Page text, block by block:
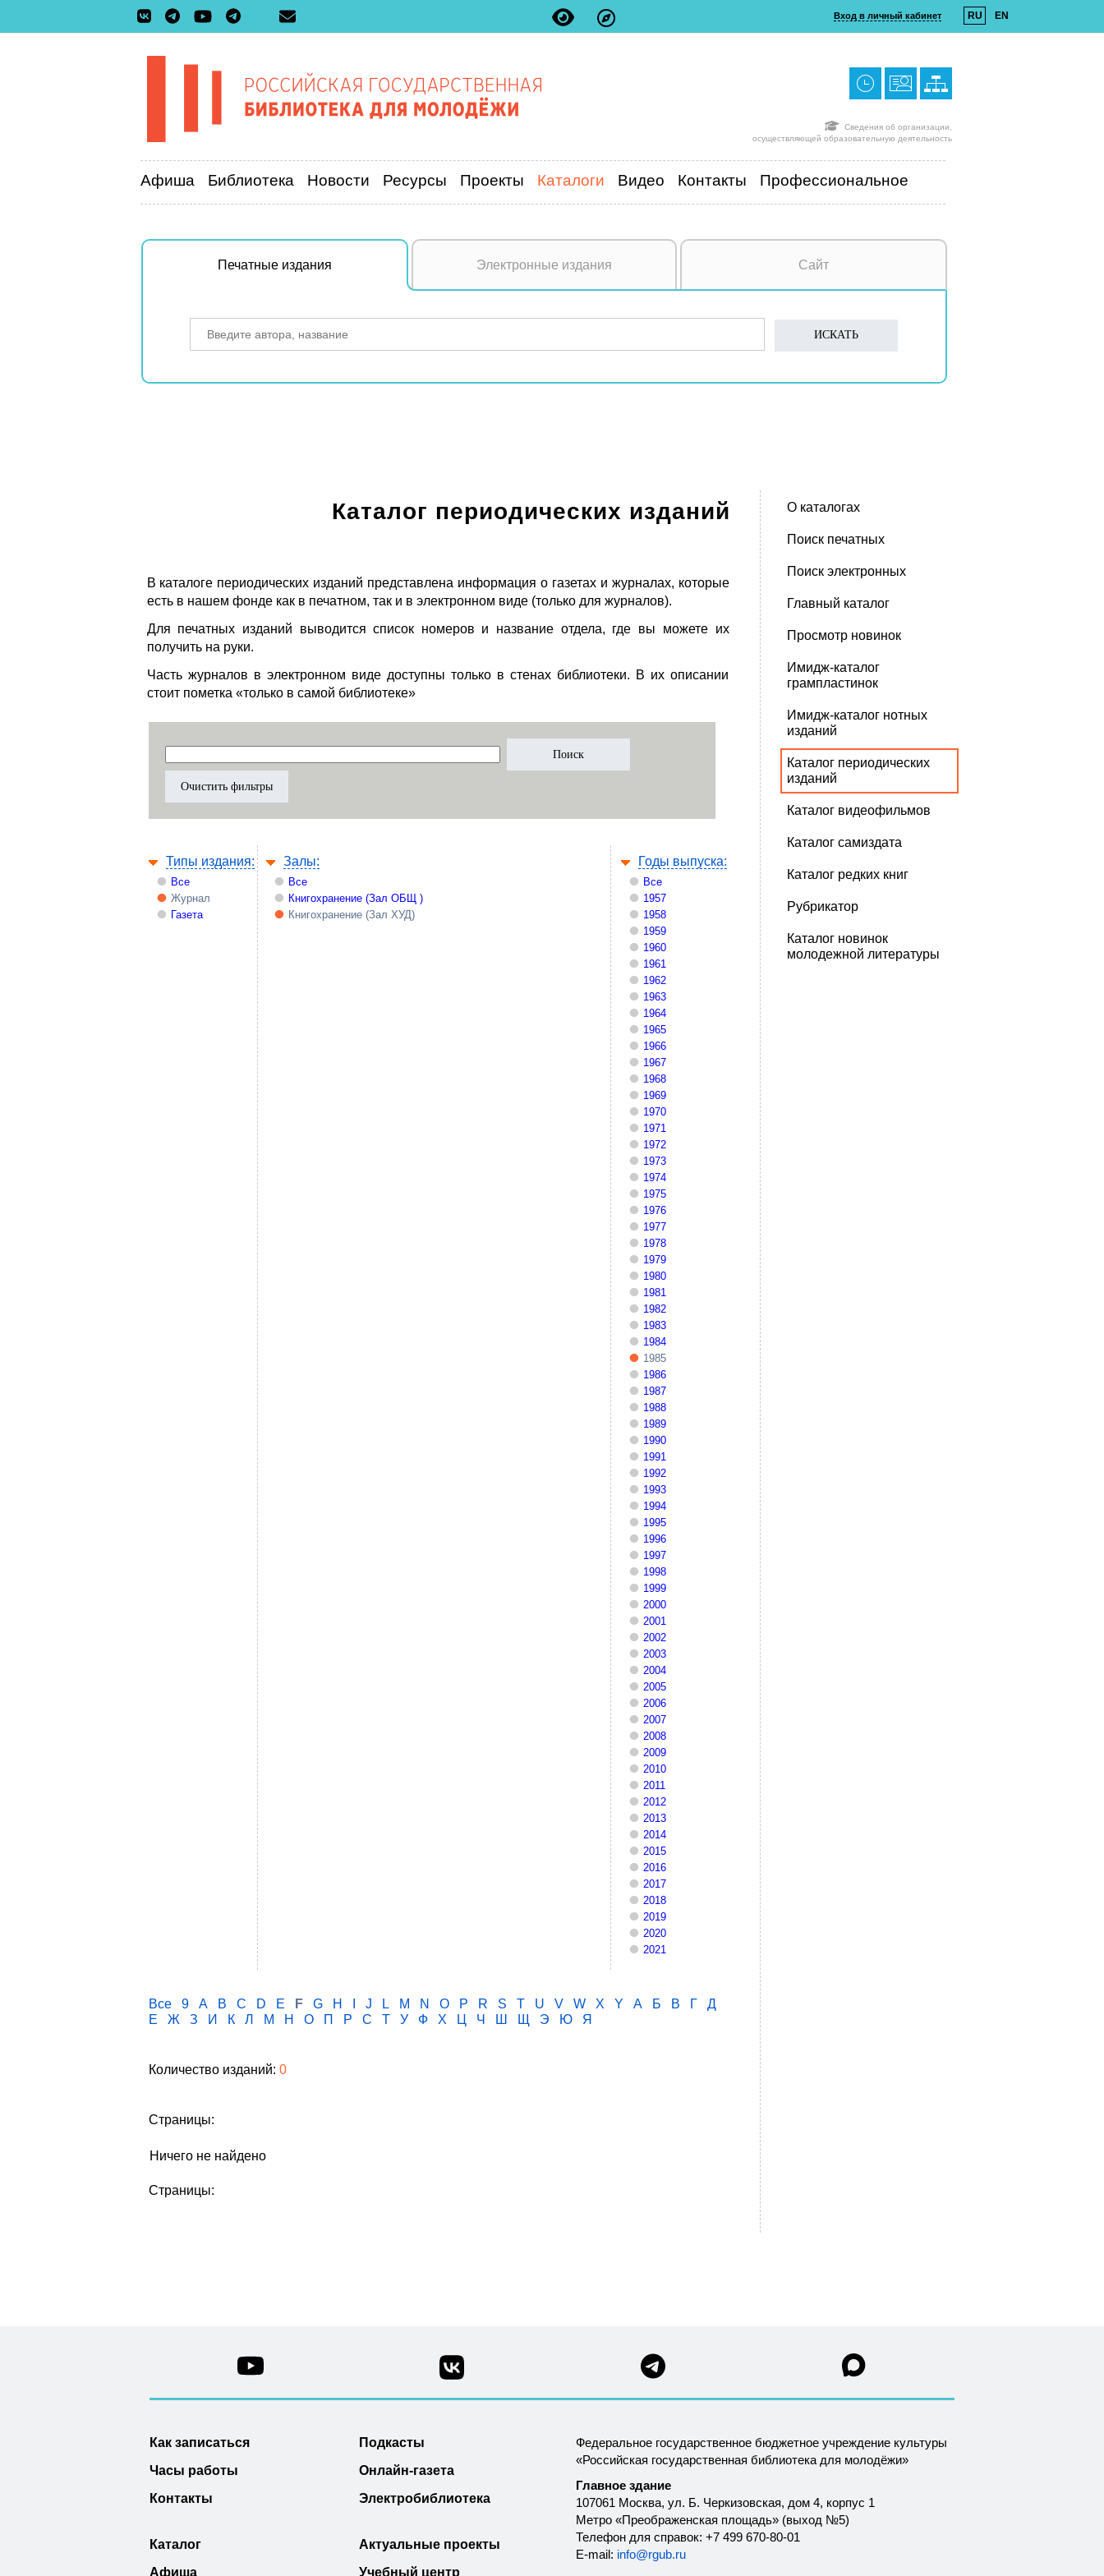
Вход в личный кабинет RU EN
Сведения об организации,
осуществляющей образовательную деятельность
Афиша Библиотека Новости Ресурсы Проекты Каталоги Видео Контакты Профессиональное
Печатные издания Электронные издания Сайт
Каталог периодических изданий
В каталоге периодических изданий представлена информация о газетах и журналах, которые
есть в нашем фонде как в печатном, так и в электронном виде (только для журналов).
Для печатных изданий выводится список номеров и название отдела, где вы можете их
получить на руки.
Часть журналов в электронном виде доступны только в стенах библиотеки. В их описании
стоит пометка «только в самой библиотеке»
Типы издания:
Все
Журнал
Газета
Залы:
Все
Книгохранение (Зал ОБЩ )
Книгохранение (Зал ХУД)
Годы выпуска:
Все
1957
1958
1959
1960
1961
1962
1963
1964
1965
1966
1967
1968
1969
1970
1971
1972
1973
1974
1975
1976
1977
1978
1979
1980
1981
1982
1983
1984
1985
1986
1987
1988
1989
1990
1991
1992
1993
1994
1995
1996
1997
1998
1999
2000
2001
2002
2003
2004
2005
2006
2007
2008
2009
2010
2011
2012
2013
2014
2015
2016
2017
2018
2019
2020
2021
Все 9 A B C D E F G H J L M N O P R S T U V W X Y А Б В Г
Д
Е
Ж З И К Л М Н О П Р С Т У Ф Х Ц Ч Ш Щ Э Ю Я
Количество изданий: 0
Страницы:
Ничего не найдено
Страницы:
О каталогах
Поиск печатных
Поиск электронных
Главный каталог
Просмотр новинок
Имидж-каталог
грампластинок
Имидж-каталог нотных
изданий
Каталог периодических
изданий
Каталог видеофильмов
Каталог самиздата
Каталог редких книг
Рубрикатор
Каталог новинок
молодежной литературы
Как записаться
Часы работы
Контакты
Каталог
Афиша
Подкасты
Онлайн-газета
Электробиблиотека
Актуальные проекты
Учебный центр
Федеральное государственное бюджетное учреждение культуры
«Российская государственная библиотека для молодёжи»
Главное здание
107061 Москва, ул. Б. Черкизовская, дом 4, корпус 1
Метро «Преображенская площадь» (выход №5)
Телефон для справок: +7 499 670-80-01
E-mail: info@rgub.ru